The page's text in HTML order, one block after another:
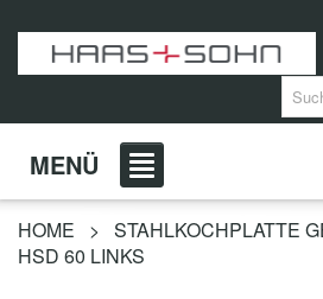
MENÜ
HOME >
STAHLKOCHPLATTE
HSD 60 LINKS